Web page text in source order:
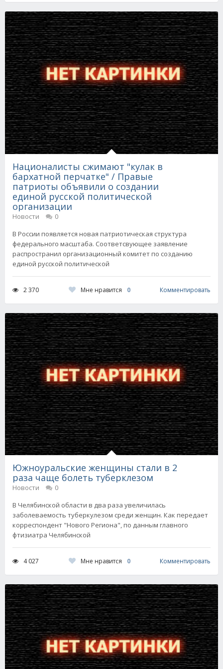
Националисты сжимают "кулак в
бархатной перчатке" / Правые
патриоты объявили о создании
единой русской политической
организации
Новости
0
В России появляется новая патриотическая структура
федерального масштаба. Соответсвующее заявление
распространил организационный комитет по созданию
единой русской политической
2 370 Мне нравится 0 Комментировать
Южноуральские женщины стали в 2
раза чаще болеть туберклезом
Новости
0
В Челябинской области в два раза увеличилась
заболеваемость туберкулезом среди женщин. Как передает
корреспондент "Нового Региона", по данным главного
фтизиатра Челябинской
4 027 Мне нравится 0 Комментировать